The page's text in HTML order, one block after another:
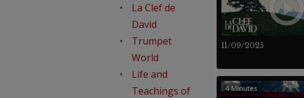
La Clef de
David
Trumpet
World
Life and
Teachings of
11/09/2025
4 Minutes